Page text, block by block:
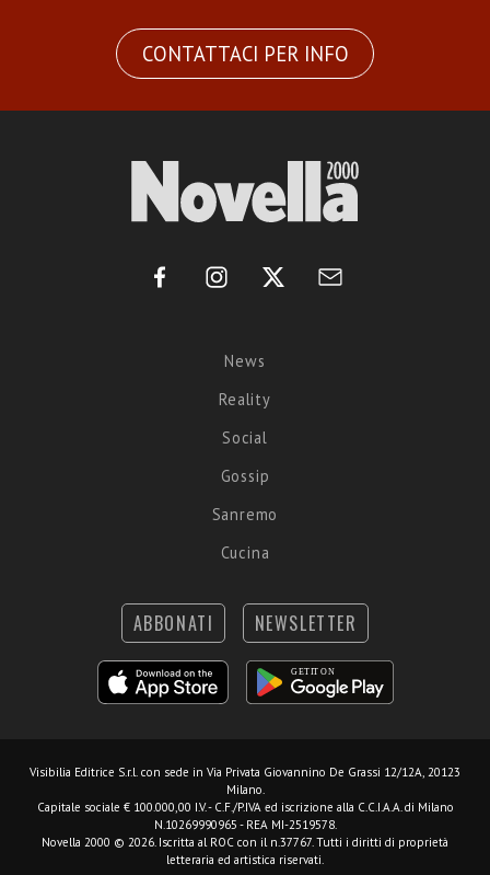
CONTATTACI PER INFO
News
Reality
Social
Gossip
Sanremo
Cucina
ABBONATI NEWSLETTER
Visibilia Editrice S.r.l. con sede in Via Privata Giovannino De Grassi 12/12A, 20123
Milano.
Capitale sociale € 100.000,00 I.V. - C.F./P.IVA ed iscrizione alla C.C.I.A.A. di Milano
N.10269990965 - REA MI-2519578.
Novella 2000 © 2026. Iscritta al ROC con il n.37767. Tutti i diritti di proprietà
letteraria ed artistica riservati.